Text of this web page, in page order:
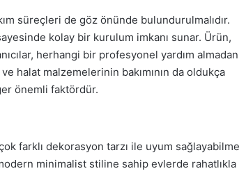
süreçleri de göz önünde bulundurulmalıdır.
kolay bir kurulum imkanı sunar. Ürün,
herhangi bir profesyonel yardım almadan
halat malzemelerinin bakımının da oldukça
önemli faktördür.
farklı dekorasyon tarzı ile uyum sağlayabilme
minimalist stiline sahip evlerde rahatlıkla